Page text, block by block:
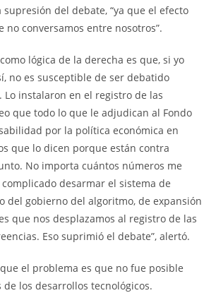
supresión del debate, “ya que el efecto
no conversamos entre nosotros”.
lógica de la derecha es que, si yo
no es susceptible de ser debatido
instalaron en el registro de las
que todo lo que le adjudican al Fondo
por la política económica en
que lo dicen porque están contra
No importa cuántos números me
desarmar el sistema de
del gobierno del algoritmo, de expansión
que nos desplazamos al registro de las
Eso suprimió el debate”, alertó.
el problema es que no fue posible
de los desarrollos tecnológicos.